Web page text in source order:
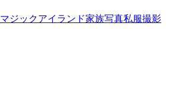
マジックアイランド家族写真私服撮影